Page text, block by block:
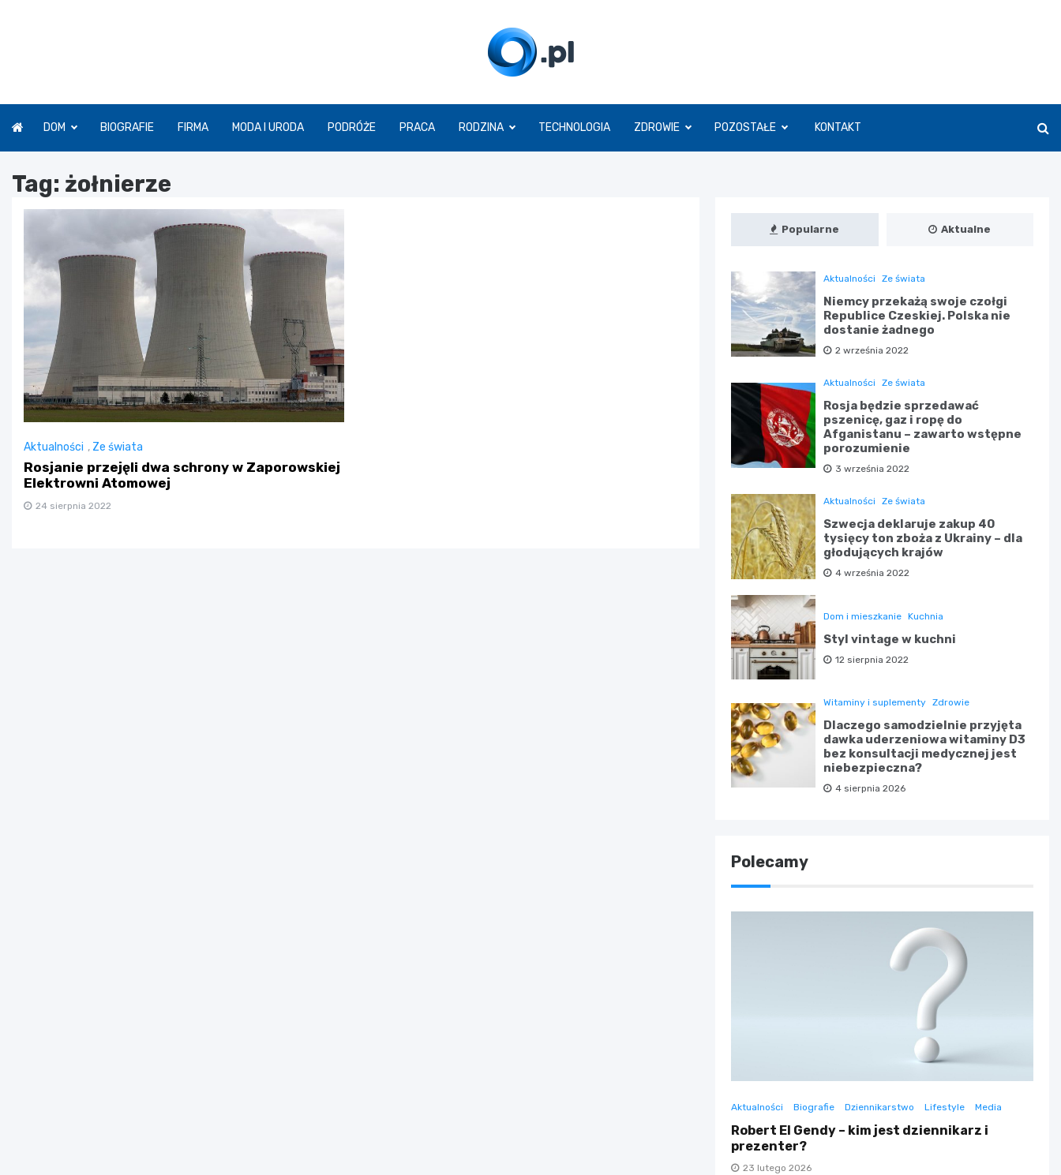
O.pl
DOM BIOGRAFIE FIRMA MODA I URODA PODRÓŻE PRACA RODZINA TECHNOLOGIA ZDROWIE POZOSTAŁE KONTAKT
Tag: żołnierze
Aktualności , Ze świata
Rosjanie przejęli dwa schrony w Zaporowskiej
Elektrowni Atomowej
24 sierpnia 2022
Popularne Aktualne
Aktualności Ze świata
Niemcy przekażą swoje czołgi
Republice Czeskiej. Polska nie
dostanie żadnego
2 września 2022
Aktualności Ze świata
Rosja będzie sprzedawać
pszenicę, gaz i ropę do
Afganistanu – zawarto wstępne
porozumienie
3 września 2022
Aktualności Ze świata
Szwecja deklaruje zakup 40
tysięcy ton zboża z Ukrainy – dla
głodujących krajów
4 września 2022
Dom i mieszkanie Kuchnia
Styl vintage w kuchni
12 sierpnia 2022
Witaminy i suplementy Zdrowie
Dlaczego samodzielnie przyjęta
dawka uderzeniowa witaminy D3
bez konsultacji medycznej jest
niebezpieczna?
4 sierpnia 2026
Polecamy
Aktualności Biografie Dziennikarstwo Lifestyle Media
Robert El Gendy – kim jest dziennikarz i
prezenter?
23 lutego 2026